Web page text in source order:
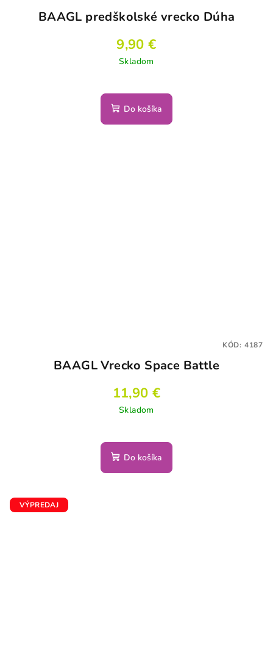
BAAGL predškolské vrecko Dúha
9,90 €
Skladom
Do košíka
BAAGL Vrecko Space Battle
11,90 €
Skladom
Do košíka
KÓD: 4187
VÝPREDAJ